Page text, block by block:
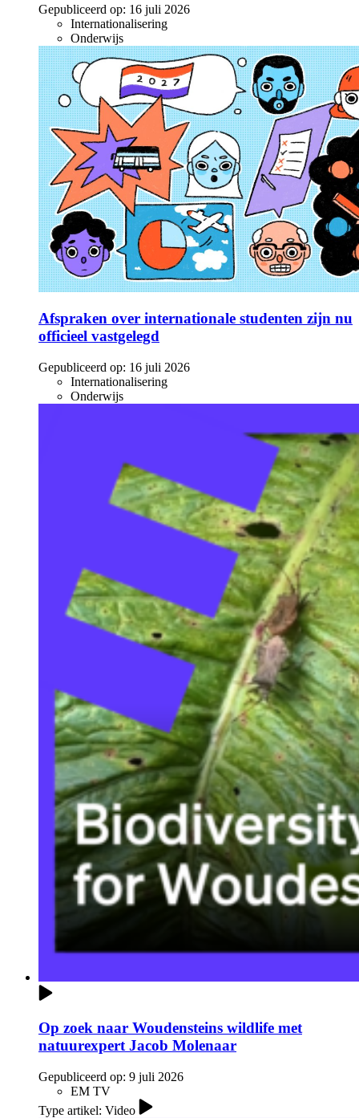
Gepubliceerd op: 16 juli 2026
Internationalisering
Onderwijs
Afspraken over internationale studenten zijn nu
officieel vastgelegd
Gepubliceerd op: 16 juli 2026
Internationalisering
Onderwijs
Op zoek naar Woudensteins wildlife met
natuurexpert Jacob Molenaar
Gepubliceerd op: 9 juli 2026
EM TV
Type artikel: Video